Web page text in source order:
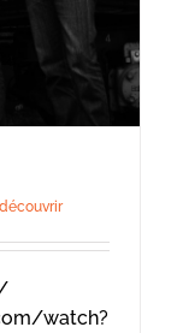
watch?